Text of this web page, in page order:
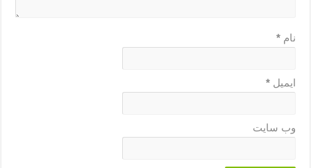
نام*
ایمیل*
وب‌ سایت